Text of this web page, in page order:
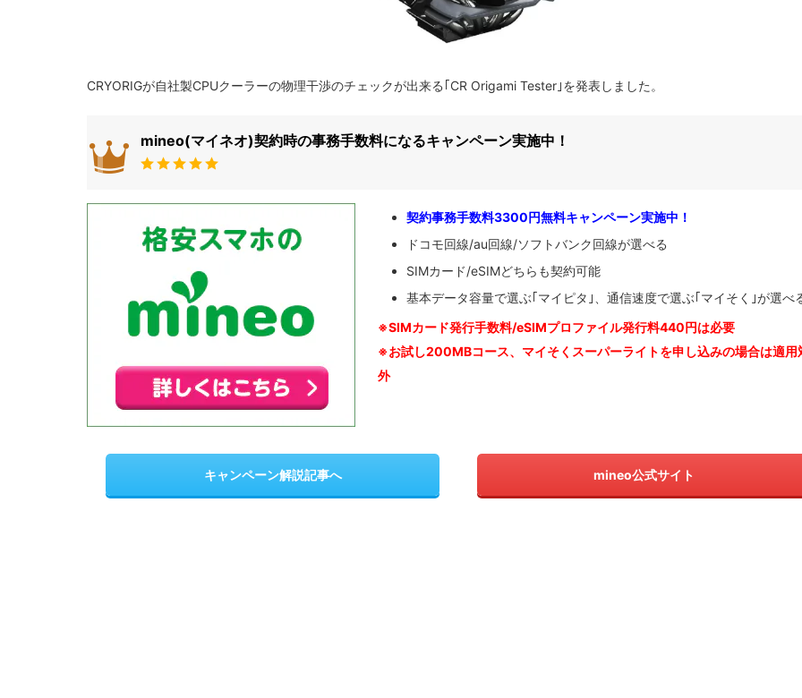
CRYORIGが自社製CPUクーラーの物理干渉のチェックが出来る｢CR Origami Tester｣を発表しました。
mineo(マイネオ)契約時の事務手数料になるキャンペーン実施中！
契約事務手数料3300円無料キャンペーン実施中！
ドコモ回線/au回線/ソフトバンク回線が選べる
SIMカード/eSIMどちらも契約可能
基本データ容量で選ぶ｢マイピタ｣、通信速度で選ぶ｢マイそく｣が選べ
※SIMカード発行手数料/eSIMプロファイル発行料440円は必要
※お試し200MBコース、マイそくスーパーライトを申し込みの場合は適用
外
キャンペーン解説記事へ mineo公式サイト